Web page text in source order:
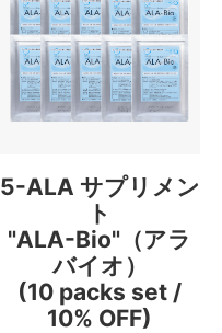
5-ALA サプリメン
ト
"ALA-Bio"（アラ
バイオ）
(10 packs set /
10% OFF)